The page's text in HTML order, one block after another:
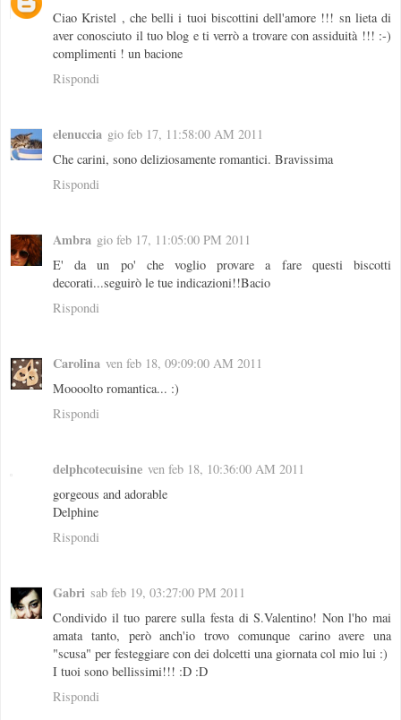
Ciao Kristel , che belli i tuoi biscottini dell'amore !!! sn lieta di
aver conosciuto il tuo blog e ti verrò a trovare con assiduità !!! :-)
complimenti ! un bacione
Rispondi
elenuccia gio feb 17, 11:58:00 AM 2011
Che carini, sono deliziosamente romantici. Bravissima
Rispondi
Ambra gio feb 17, 11:05:00 PM 2011
E' da un po' che voglio provare a fare questi biscotti
decorati...seguirò le tue indicazioni!!Bacio
Rispondi
Carolina ven feb 18, 09:09:00 AM 2011
Moooolto romantica... :)
Rispondi
delphcotecuisine ven feb 18, 10:36:00 AM 2011
gorgeous and adorable
Delphine
Rispondi
Gabri sab feb 19, 03:27:00 PM 2011
Condivido il tuo parere sulla festa di S.Valentino! Non l'ho mai
amata tanto, però anch'io trovo comunque carino avere una
"scusa" per festeggiare con dei dolcetti una giornata col mio lui :)
I tuoi sono bellissimi!!! :D :D
Rispondi